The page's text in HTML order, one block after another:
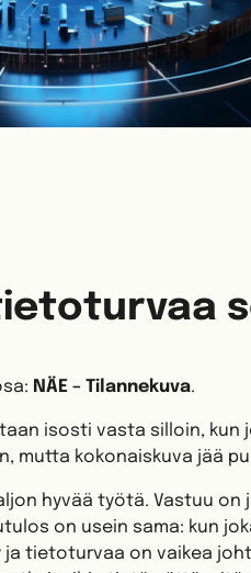
NÄE – Tilannekuva.
isosti vasta silloin, kun
mutta kokonaiskuva jää
hyvää työtä. Vastuu on
on usein sama: kun
tietoturvaa on vaikea